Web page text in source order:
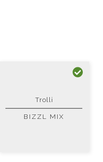
Trolli
BIZZL MIX